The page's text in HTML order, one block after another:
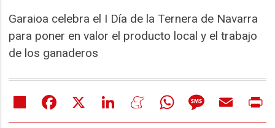
Garaioa celebra el I Día de la Ternera de Navarra
para poner en valor el producto local y el trabajo
de los ganaderos
Share Facebook LinkedIn MeneameWhatsAppMessageEmail